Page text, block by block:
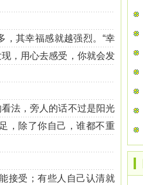
其幸福感就越强烈。“幸
，用心去感受，你就会发
法，旁人的话不过是阳光
，除了你自己，谁都不重
受；有些人自己认清就